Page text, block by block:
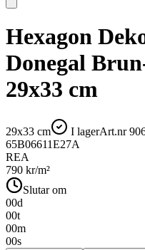
Hexagon
Donegal
29x33 cm
29x33 cm I lagerArt.nr
65B06611E27A
REA
790 kr/m²
Slutar om
00d
00t
00m
00s